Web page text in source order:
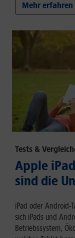
Mehr erfahren
Tests &
Apple
sind die
iPad oder Android-
sich iPads und
Betriebssystem,